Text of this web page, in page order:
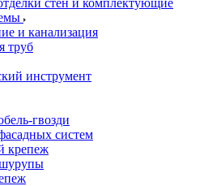
стен и комплектующие
и канализация
труб
инструмент
гвозди
систем
крепеж